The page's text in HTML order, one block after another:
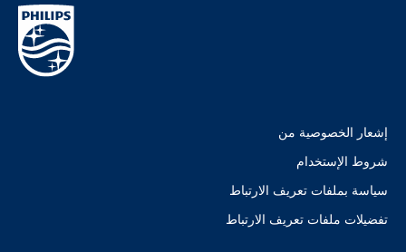
إشعار الخصوصية من
شروط الإستخدام
سياسة بملفات تعريف الارتباط
تفضيلات ملفات تعريف الارتباط